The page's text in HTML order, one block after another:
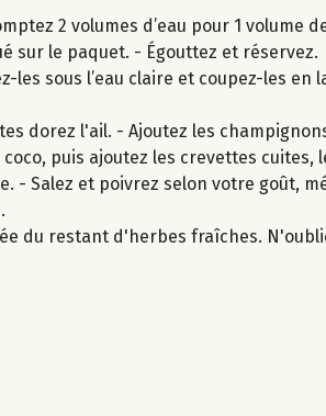
2 volumes d’eau pour 1 volume
sur le paquet. - Égouttez et réservez.
les sous l’eau claire et coupez-les
dorez l'ail. - Ajoutez les
puis ajoutez les crevettes cuites,
Salez et poivrez selon votre goût,
du restant d'herbes fraîches.